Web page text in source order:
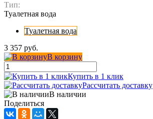
Тип:
Туалетная вода
Туалетная вода
3 357 руб.
В корзину
Купить в 1 клик
Рассчитать доставку
В наличии
Поделиться